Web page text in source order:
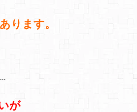
ります。
が